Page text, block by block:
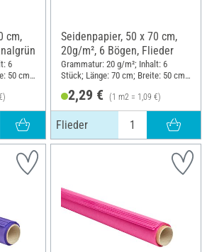
cm,
6
50 cm;
Seidenpapier, 50 x 70 cm,
20g/m², 6 Bögen, Flieder
Grammatur: 20 g/m²; Inhalt: 6
Stück; Länge: 70 cm; Breite: 50 cm;
2,29 € (1 m2 = 1,09 €)
Flieder